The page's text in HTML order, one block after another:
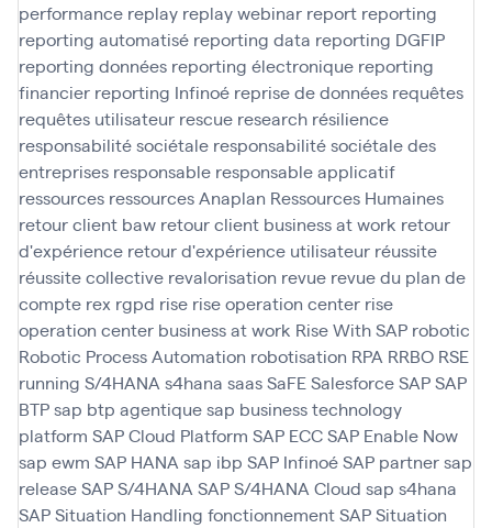
performance replay replay webinar report reporting
reporting automatisé reporting data reporting DGFIP
reporting données reporting électronique reporting
financier reporting Infinoé reprise de données requêtes
requêtes utilisateur rescue research résilience
responsabilité sociétale responsabilité sociétale des
entreprises responsable responsable applicatif
ressources ressources Anaplan Ressources Humaines
retour client baw retour client business at work retour
d'expérience retour d'expérience utilisateur réussite
réussite collective revalorisation revue revue du plan de
compte rex rgpd rise rise operation center rise
operation center business at work Rise With SAP robotic
Robotic Process Automation robotisation RPA RRBO RSE
running S/4HANA s4hana saasSaFESalesforceSAPSAP
BTPsap btp agentiquesap business technology
platform SAP Cloud Platform SAP ECCSAP Enable Now
sap ewm SAP HANA sap ibp SAP InfinoéSAP partnersap
releaseSAP S/4HANA SAP S/4HANA Cloud sap s4hana
SAP Situation Handling fonctionnementSAP Situation